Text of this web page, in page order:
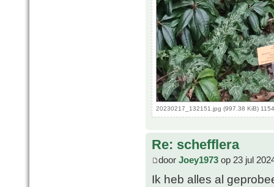
20230217_132151.jpg (997.38 KiB)
Re: schefflera
door Joey1973 op 23 jul
Ik heb alles al